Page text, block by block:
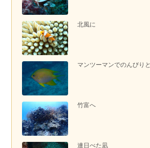
北風に
マンツーマンでのんびりと
竹富へ
連日べた凪